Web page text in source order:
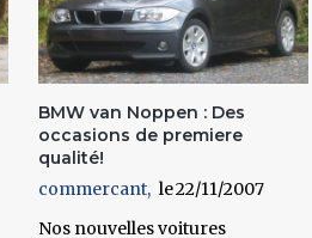
BMW van Noppen : Des
occasions de premiere
qualité!
commercant
22/11/2007
Nos nouvelles voitures